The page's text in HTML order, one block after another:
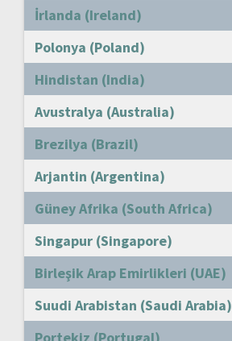
İrlanda (Ireland)
Polonya (Poland)
Hindistan (India)
Avustralya (Australia)
Brezilya (Brazil)
Arjantin (Argentina)
Güney Afrika (South Africa)
Singapur (Singapore)
Birleşik Arap Emirlikleri (UAE)
Suudi Arabistan (Saudi Arabia)